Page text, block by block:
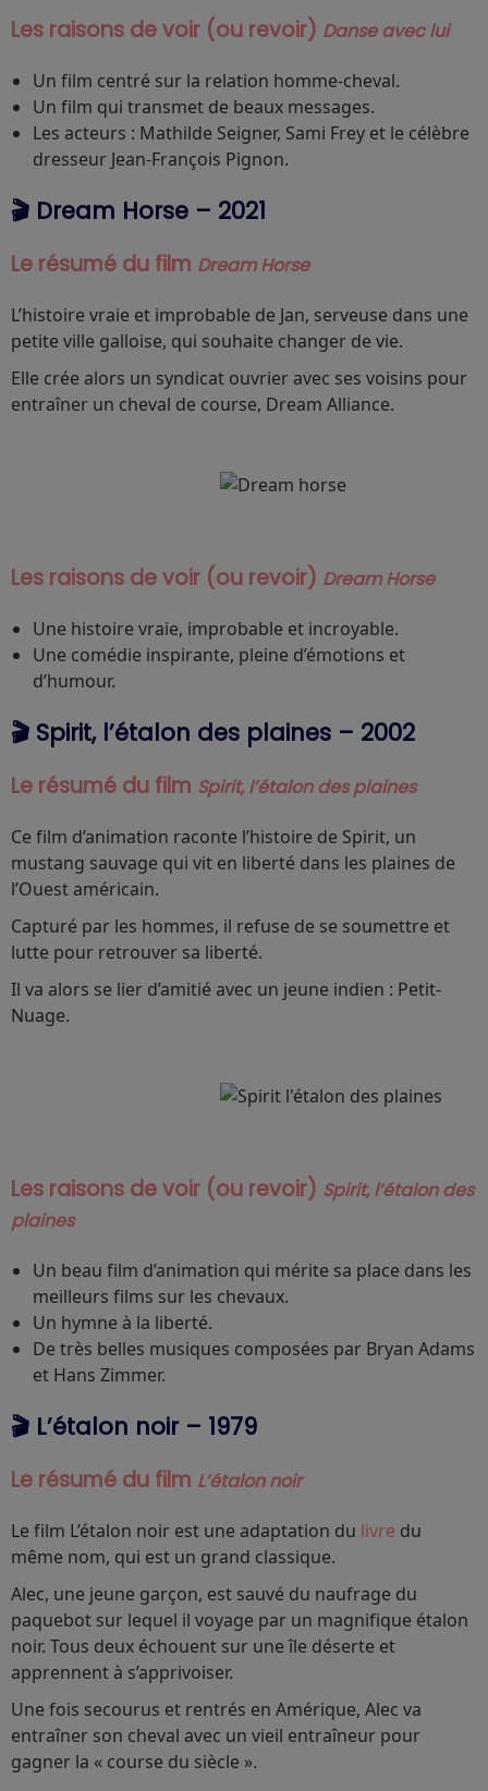
Les raisons de voir (ou revoir) Danse avec lui
Un film centré sur la relation homme-cheval.
Un film qui transmet de beaux messages.
Les acteurs : Mathilde Seigner, Sami Frey et le célèbre
dresseur Jean-François Pignon.
🎬 Dream Horse – 2021
Le résumé du film Dream Horse
L’histoire vraie et improbable de Jan, serveuse dans une
petite ville galloise, qui souhaite changer de vie.
Elle crée alors un syndicat ouvrier avec ses voisins pour
entraîner un cheval de course, Dream Alliance.
Les raisons de voir (ou revoir) Dream Horse
Une histoire vraie, improbable et incroyable.
Une comédie inspirante, pleine d’émotions et
d’humour.
🎬 Spirit, l’étalon des plaines – 2002
Le résumé du film Spirit, l’étalon des plaines
Ce film d’animation raconte l’histoire de Spirit, un
mustang sauvage qui vit en liberté dans les plaines de
l’Ouest américain.
Capturé par les hommes, il refuse de se soumettre et
lutte pour retrouver sa liberté.
Il va alors se lier d’amitié avec un jeune indien : Petit-
Nuage.
Les raisons de voir (ou revoir) Spirit, l’étalon des
plaines
Un beau film d’animation qui mérite sa place dans les
meilleurs films sur les chevaux.
Un hymne à la liberté.
De très belles musiques composées par Bryan Adams
et Hans Zimmer.
🎬 L’étalon noir – 1979
Le résumé du film L’étalon noir
Le film L’étalon noir est une adaptation du livre du
même nom, qui est un grand classique.
Alec, une jeune garçon, est sauvé du naufrage du
paquebot sur lequel il voyage par un magnifique étalon
noir. Tous deux échouent sur une île déserte et
apprennent à s’apprivoiser.
Une fois secourus et rentrés en Amérique, Alec va
entraîner son cheval avec un vieil entraîneur pour
gagner la « course du siècle ».